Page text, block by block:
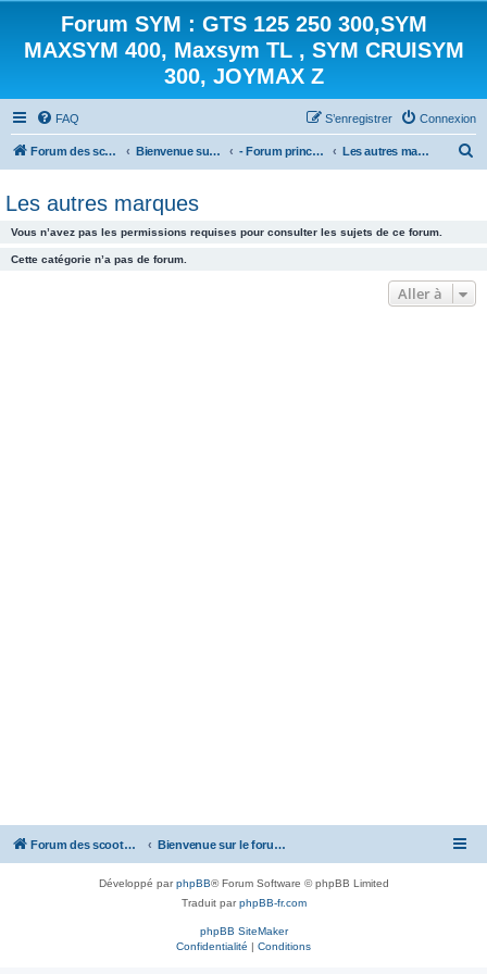
Forum SYM : GTS 125 250 300,SYM
MAXSYM 400, Maxsym TL , SYM CRUISYM
300, JOYMAX Z
FAQ Connexion
S’enregistrer
Forum des scooters SYM - GTS -MAXSYM - CRUISYM - JOYMAX - Maxsym TL Bienvenue sur le forum des scooters de la gamme SYM - Forum principal - Les autres marques
r
c
Les autres marques
Vous n’avez pas les permissions requises pour consulter les sujets de ce forum.
Cette catégorie n’a pas de forum.
Aller à
Forum des scooters SYM - GTS -MAXSYM - CRUISYM - JOYMAX - Maxsym TL Bienvenue sur le forum des scooters de la gamme SYM
Développé parphpBB® Forum Software © phpBB Limited
Traduit parphpBB-fr.com
phpBB SiteMaker
Confidentialité | Conditions